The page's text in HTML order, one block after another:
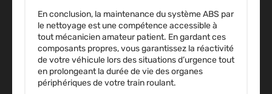
En conclusion, la maintenance du système ABS par
le nettoyage est une compétence accessible à
tout mécanicien amateur patient. En gardant ces
composants propres, vous garantissez la réactivité
de votre véhicule lors des situations d’urgence tout
en prolongeant la durée de vie des organes
périphériques de votre train roulant.